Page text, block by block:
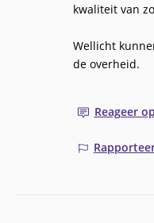
kwaliteit van
Wellicht
de overheid.
Reageer